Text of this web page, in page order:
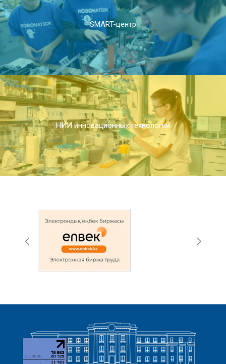
SMART-центр
НИИ инновационных технологий